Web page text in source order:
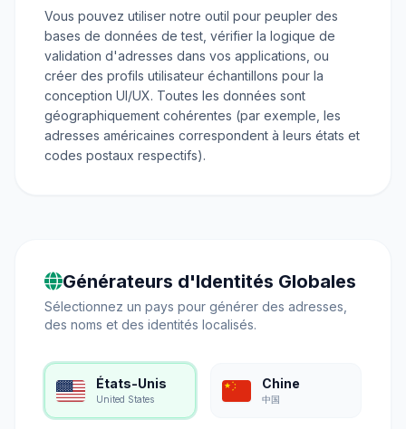
Vous pouvez utiliser notre outil pour peupler des
bases de données de test, vérifier la logique de
validation d'adresses dans vos applications, ou
créer des profils utilisateur échantillons pour la
conception UI/UX. Toutes les données sont
géographiquement cohérentes (par exemple, les
adresses américaines correspondent à leurs états et
codes postaux respectifs).
Générateurs d'Identités Globales
Sélectionnez un pays pour générer des adresses,
des noms et des identités localisés.
États-Unis
United States
Chine
中国